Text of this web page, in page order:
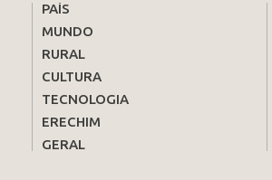
PAÍS
MUNDO
RURAL
CULTURA
TECNOLOGIA
ERECHIM
GERAL